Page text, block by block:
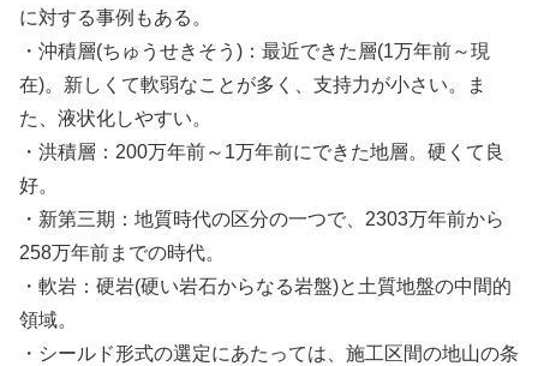
に対する事例もある。
・沖積層(ちゅうせきそう)：最近できた層(1万年前～現
在)。新しくて軟弱なことが多く、支持力が小さい。ま
た、液状化しやすい。
・洪積層：200万年前～1万年前にできた地層。硬くて良
好。
・新第三期：地質時代の区分の一つで、2303万年前から
258万年前までの時代。
・軟岩：硬岩(硬い岩石からなる岩盤)と土質地盤の中間的
領域。
・シールド形式の選定にあたっては、施工区間の地山の条